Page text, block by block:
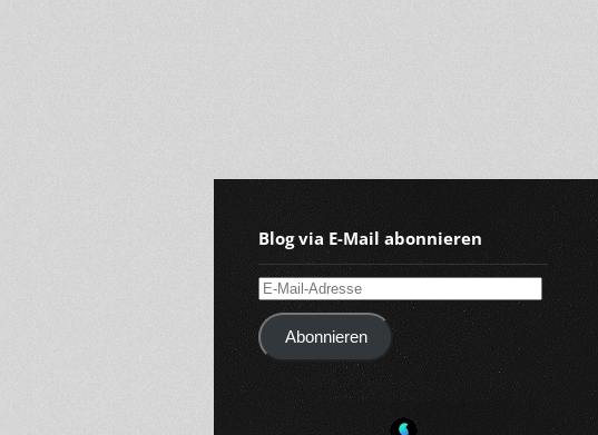
Blog via E-Mail abonnieren
E-
Mail-
AdresseAbonnieren